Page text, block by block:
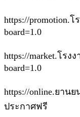
https://promotion.
board=1.0
https://market.โรง
board=1.0
https://online.ยานย
ประกาศฟรี